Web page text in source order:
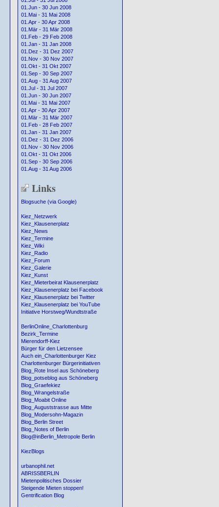
01.Jun - 30 Jun 2008
01.Mai - 31 Mai 2008
01.Apr - 30 Apr 2008
01.Mär - 31 Mär 2008
01.Feb - 29 Feb 2008
01.Jan - 31 Jan 2008
01.Dez - 31 Dez 2007
01.Nov - 30 Nov 2007
01.Okt - 31 Okt 2007
01.Sep - 30 Sep 2007
01.Aug - 31 Aug 2007
01.Jul - 31 Jul 2007
01.Jun - 30 Jun 2007
01.Mai - 31 Mai 2007
01.Apr - 30 Apr 2007
01.Mär - 31 Mär 2007
01.Feb - 28 Feb 2007
01.Jan - 31 Jan 2007
01.Dez - 31 Dez 2006
01.Nov - 30 Nov 2006
01.Okt - 31 Okt 2006
01.Sep - 30 Sep 2006
01.Aug - 31 Aug 2006
Links
Blogsuche (via Google)
Kiez_Netzwerk
Kiez_Klausenerplatz
Kiez_News
Kiez_Termine
Kiez_Wiki
Kiez_Radio
Kiez_Forum
Kiez_Galerie
Kiez_Kunst
Kiez_Mieterbeirat Klausenerplatz
Kiez_Klausenerplatz bei Facebook
Kiez_Klausenerplatz bei Twitter
Kiez_Klausenerplatz bei YouTube
Initiative Horstweg/Wundtstraße
BerlinOnline_Charlottenburg
Bezirk_Termine
Mierendorff-Kiez
Bürger für den Lietzensee
Auch ein_Charlottenburger Kiez
Charlottenburger Bürgerinitiativen
Blog_Rote Insel aus Schöneberg
Blog_potseblog aus Schöneberg
Blog_Graefekiez
Blog_Wrangelstraße
Blog_Moabit Online
Blog_Auguststrasse aus Mitte
Blog_Modersohn-Magazin
Blog_Berlin Street
Blog_Notes of Berlin
Blog@inBerlin_Metropole Berlin
KiezBlogs
urbanophil.net
ABRISSBERLIN
Mietenpolitisches Dossier
Steigende Mieten stoppen!
Gentrification Blog